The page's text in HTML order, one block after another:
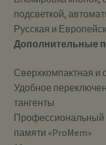
подсветкой,
Русская и
Дополнительные
Сверхкомпактная и
Удобное
тангенты
Профессиональный
памяти «ProMem»